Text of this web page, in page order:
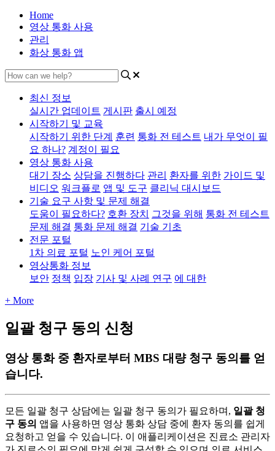
Home
영상 통화 사용
관리
화상 통화 앱
최신 정보
실시간 업데이트 게시판 출시 예정
시작하기 및 교육
시작하기 위한 단계 훈련 통화 전 테스트 내가 무엇이 필
요 하나? 계정이 필요
영상 통화 사용
대기 장소 상담을 진행하다 관리 환자를 위한 가이드 및
비디오 워크플로 앱 및 도구 클리닉 대시보드
기술 요구 사항 및 문제 해결
도움이 필요하다? 호환 장치 그것을 위해 통화 전 테스트
문제 해결 통화 문제 해결 기술 기초
전문 포털
1차 의료 포털 노인 케어 포털
영상통화 정보
보안 정책 입장 기사 및 사례 연구 에 대한
+ More
일괄 청구 동의 신청
영상 통화 중 환자로부터 MBS 대량 청구 동의를 얻
습니다.
모 든 일괄 청구 상담에 는 일괄 청구 동의 가 필 요하며 , 일 괄 청
구 동의 앱을 사용하면 영상 통화 상담 중에 환자 동의 를 쉽게
요청하고 얻을 수 있습니 다. 이 애 플리 케 이 션 은 진 료소 관리 자